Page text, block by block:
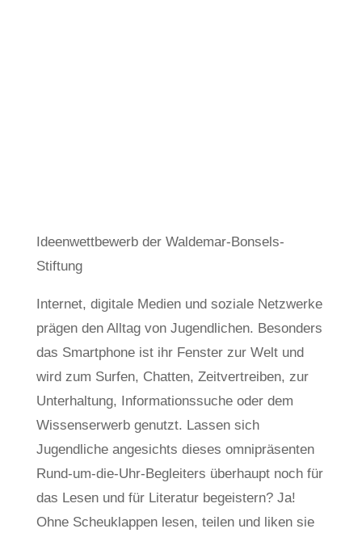
Ideenwettbewerb der Waldemar-Bonsels-
Stiftung
Internet, digitale Medien und soziale Netzwerke
prägen den Alltag von Jugendlichen. Besonders
das Smartphone ist ihr Fenster zur Welt und
wird zum Surfen, Chatten, Zeitvertreiben, zur
Unterhaltung, Informationssuche oder dem
Wissenserwerb genutzt. Lassen sich
Jugendliche angesichts dieses omnipräsenten
Rund-um-die-Uhr-Begleiters überhaupt noch für
das Lesen und für Literatur begeistern? Ja!
Ohne Scheuklappen lesen, teilen und liken sie